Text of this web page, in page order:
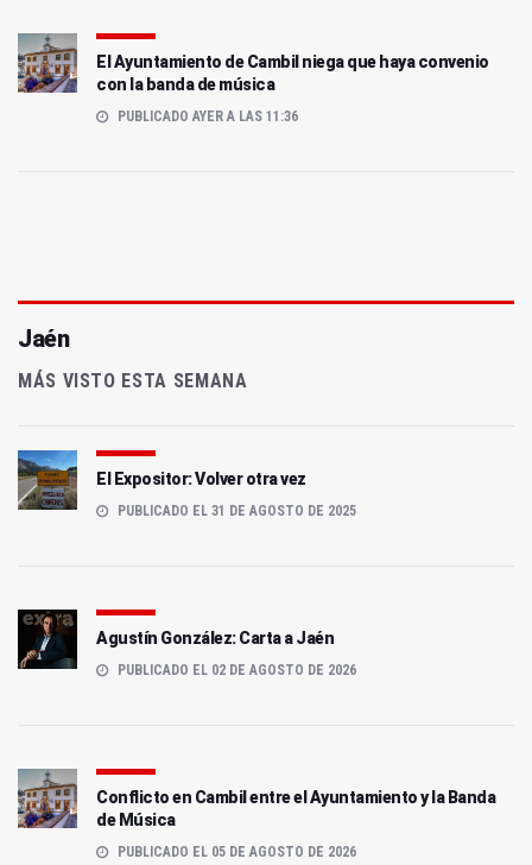
El Ayuntamiento de Cambil niega que haya convenio
con la banda de música
PUBLICADO AYER A LAS 11:36
Jaén
MÁS VISTO ESTA SEMANA
El Expositor: Volver otra vez
PUBLICADO EL 31 DE AGOSTO DE 2025
Agustín González: Carta a Jaén
PUBLICADO EL 02 DE AGOSTO DE 2026
Conflicto en Cambil entre el Ayuntamiento y la Banda
de Música
PUBLICADO EL 05 DE AGOSTO DE 2026